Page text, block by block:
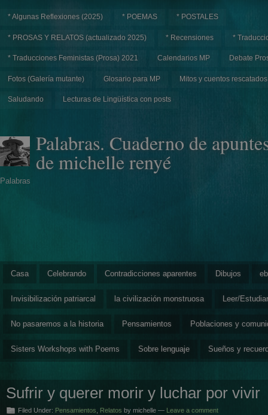
* Algunas Reflexiones (2025) * POEMAS * POSTALES
* PROSAS Y RELATOS (actualizado 2025) * Recensiones *
* Traducciones Feministas (Prosa) 2021 Calendarios MP Debate
Fotos (Galería mutante) Glosario para MP Mitos y cuentos rescatados
Saludando Lecturas de Lingüística con posts
Palabras. Cuaderno de
de michelle renyé
Palabras
Casa Celebrando Contradicciones aparentes Dibujos
Invisibilización patriarcal la civilización monstruosa Leer/Estudiar
No pasaremos a la historia Pensamientos Poblaciones y
Sisters Workshops with Poems Sobre lenguaje Sueños y
Sufrir y querer morir y luchar por vivir
Filed Under: Pensamientos Relatos by michelle — Leave a comment